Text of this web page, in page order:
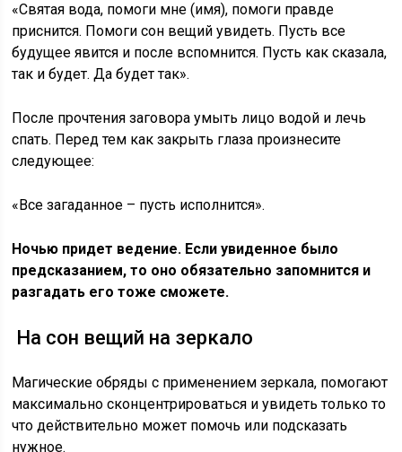
«Святая вода, помоги мне (имя), помоги правде
приснится. Помоги сон вещий увидеть. Пусть все
будущее явится и после вспомнится. Пусть как сказала,
так и будет. Да будет так».
После прочтения заговора умыть лицо водой и лечь
спать. Перед тем как закрыть глаза произнесите
следующее:
«Все загаданное – пусть исполнится».
Ночью придет ведение. Если увиденное было
предсказанием, то оно обязательно запомнится и
разгадать его тоже сможете.
На сон вещий на зеркало
Магические обряды с применением зеркала, помогают
максимально сконцентрироваться и увидеть только то
что действительно может помочь или подсказать
нужное.